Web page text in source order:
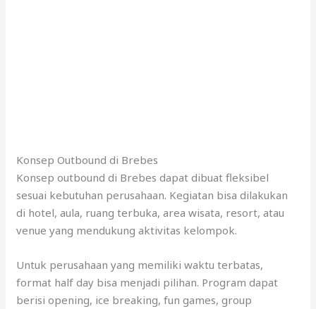
Konsep Outbound di Brebes
Konsep outbound di Brebes dapat dibuat fleksibel
sesuai kebutuhan perusahaan. Kegiatan bisa dilakukan
di hotel, aula, ruang terbuka, area wisata, resort, atau
venue yang mendukung aktivitas kelompok.
Untuk perusahaan yang memiliki waktu terbatas,
format half day bisa menjadi pilihan. Program dapat
berisi opening, ice breaking, fun games, group